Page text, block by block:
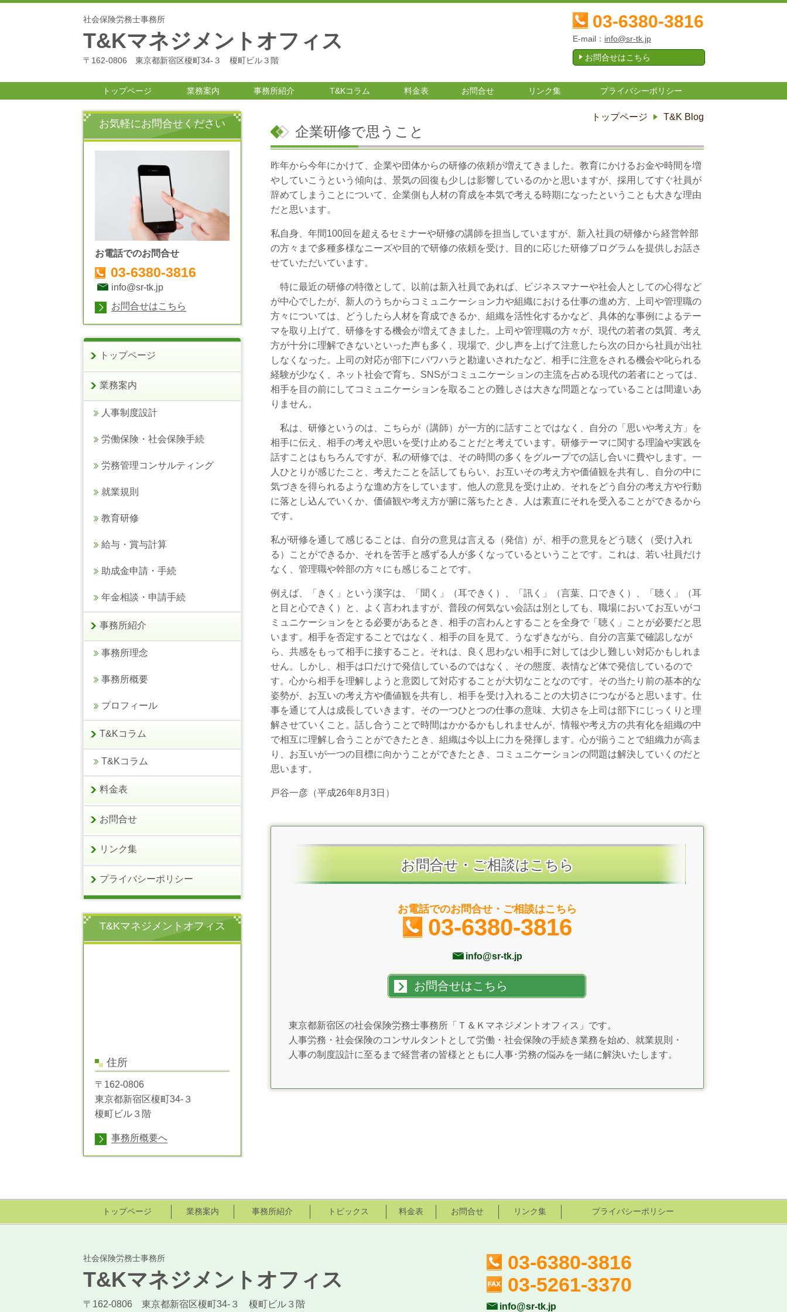
社会保険労務士事務所
T&Kマネジメントオフィス
〒162-0806 東京都新宿区榎町34-３ 榎町ビル３階
03-6380-3816
E-mail： info@sr-tk.jp
お問合せはこちら
トップページ 業務案内 事務所紹介 T&Kコラム 料金表 お問合せ リンク集 プライバシーポリシー
トップページ T&K Blog
企業研修で思うこと
昨年から今年にかけて、企業や団体からの研修の依頼が増えてきました。教育にかけるお金や時間を増
やしていこうという傾向は、景気の回復も少しは影響しているのかと思いますが、採用してすぐ社員が
辞めてしまうことについて、企業側も人材の育成を本気で考える時期になったということも大きな理由
だと思います。
私自身、年間100回を超えるセミナーや研修の講師を担当していますが、新入社員の研修から経営幹部
の方々まで多種多様なニーズや目的で研修の依頼を受け、目的に応じた研修プログラムを提供しお話さ
せていただいています。
特に最近の研修の特徴として、以前は新入社員であれば、ビジネスマナーや社会人としての心得など
が中心でしたが、新人のうちからコミュニケーション力や組織における仕事の進め方、上司や管理職の
方々については、どうしたら人材を育成できるか、組織を活性化するかなど、具体的な事例によるテー
マを取り上げて、研修をする機会が増えてきました。上司や管理職の方々が、現代の若者の気質、考え
方が十分に理解できないといった声も多く、現場で、少し声を上げて注意したら次の日から社員が出社
しなくなった。上司の対応が部下にパワハラと勘違いされたなど、相手に注意をされる機会や叱られる
経験が少なく、ネット社会で育ち、SNSがコミュニケーションの主流を占める現代の若者にとっては、
相手を目の前にしてコミュニケーションを取ることの難しさは大きな問題となっていることは間違いあ
りません。
私は、研修というのは、こちらが（講師）が一方的に話すことではなく、自分の「思いや考え方」を
相手に伝え、相手の考えや思いを受け止めることだと考えています。研修テーマに関する理論や実践を
話すことはもちろんですが、私の研修では、その時間の多くをグループでの話し合いに費やします。一
人ひとりが感じたこと、考えたことを話してもらい、お互いその考え方や価値観を共有し、自分の中に
気づきを得られるような進め方をしています。他人の意見を受け止め、それをどう自分の考え方や行動
に落とし込んでいくか、価値観や考え方が腑に落ちたとき、人は素直にそれを受入ることができるから
です。
私が研修を通して感じることは、自分の意見は言える（発信）が、相手の意見をどう聴く（受け入れ
る）ことができるか、それを苦手と感ずる人が多くなっているということです。これは、若い社員だけ
なく、管理職や幹部の方々にも感じることです。
例えば、「きく」という漢字は、「聞く」（耳できく）、「訊く」（言葉、口できく）、「聴く」（耳
と目と心できく）と、よく言われますが、普段の何気ない会話は別としても、職場においてお互いがコ
ミュニケーションをとる必要があるとき、相手の言わんとすることを全身で「聴く」ことが必要だと思
います。相手を否定することではなく、相手の目を見て、うなずきながら、自分の言葉で確認しなが
ら、共感をもって相手に接すること。それは、良く思わない相手に対しては少し難しい対応かもしれま
せん。しかし、相手は口だけで発信しているのではなく、その態度、表情など体で発信しているので
す。心から相手を理解しようと意図して対応することが大切なことなのです。その当たり前の基本的な
姿勢が、お互いの考え方や価値観を共有し、相手を受け入れることの大切さにつながると思います。仕
事を通じて人は成長していきます。その一つひとつの仕事の意味、大切さを上司は部下にじっくりと理
解させていくこと。話し合うことで時間はかかるかもしれませんが、情報や考え方の共有化を組織の中
で相互に理解し合うことができたとき、組織は今以上に力を発揮します。心が揃うことで組織力が高ま
り、お互いが一つの目標に向かうことができたとき、コミュニケーションの問題は解決していくのだと
思います。
戸谷一彦（平成26年8月3日）
お問合せ・ご相談はこちら
お電話でのお問合せ・ご相談はこちら
03-6380-3816
info@sr-tk.jp
お問合せはこちら
東京都新宿区の社会保険労務士事務所「Ｔ＆Ｋマネジメントオフィス」です。
人事労務・社会保険のコンサルタントとして労働・社会保険の手続き業務を始め、就業規則・
人事の制度設計に至るまで経営者の皆様とともに人事･労務の悩みを一緒に解決いたします。
お気軽にお問合せください
お電話でのお問合せ
03-6380-3816
info@sr-tk.jp
お問合せはこちら
トップページ
業務案内
人事制度設計
労働保険・社会保険手続
労務管理コンサルティング
就業規則
教育研修
給与・賞与計算
助成金申請・手続
年金相談・申請手続
事務所紹介
事務所理念
事務所概要
プロフィール
T&Kコラム
T&Kコラム
料金表
お問合せ
リンク集
プライバシーポリシー
T&Kマネジメントオフィス
住所
〒162-0806
東京都新宿区榎町34-３
榎町ビル３階
事務所概要へ
トップページ 業務案内 事務所紹介 トピックス 料金表 お問合せ リンク集 プライバシーポリシー
社会保険労務士事務所
T&Kマネジメントオフィス
〒162-0806 東京都新宿区榎町34-３ 榎町ビル３階
03-6380-3816
03-5261-3370
info@sr-tk.jp